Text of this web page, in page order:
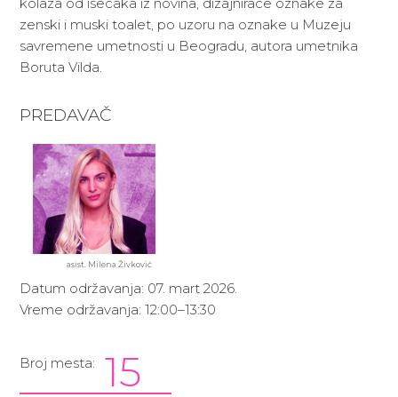
kolaza od isecaka iz novina, dizajnirace oznake za
zenski i muski toalet, po uzoru na oznake u Muzeju
savremene umetnosti u Beogradu, autora umetnika
Boruta Vilda.
PREDAVAČ
asist. Milena Živković
Datum održavanja: 07. mart 2026.
Vreme održavanja: 12:00–13:30
Broj mesta: 15